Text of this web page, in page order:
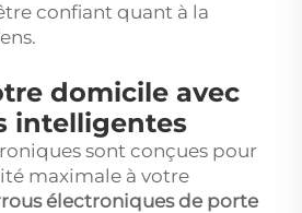
confiant quant à la
domicile avec
intelligentes
sont conçues pour
maximale à votre
électroniques de porte